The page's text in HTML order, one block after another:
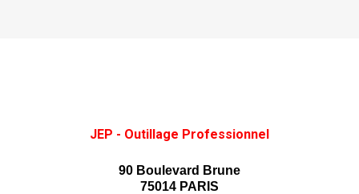
JEP - Outillage Professionnel
90 Boulevard Brune
75014 PARIS